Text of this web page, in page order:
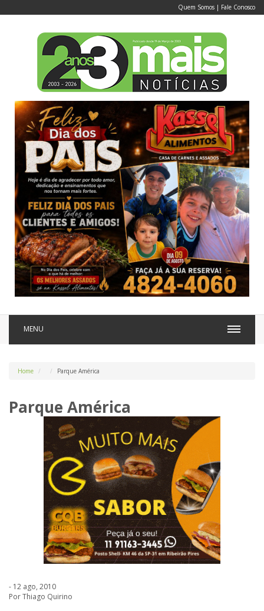
Quem Somos | Fale Conosco
MENU
Home Parque América
Parque América
- 12 ago, 2010
Por Thiago Quirino